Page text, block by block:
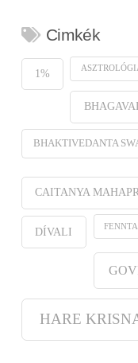
Cimkék
1%
BHAKTIVEDANTA
CAITANYA
DÍVALI
HARE